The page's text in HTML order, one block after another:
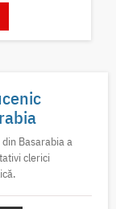
Basarabia a
clerici